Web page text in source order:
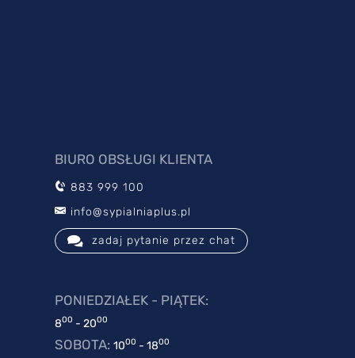
BIURO OBSŁUGI KLIENTA
883 999 100
info@sypialniaplus.pl
zadaj pytanie przez chat
PONIEDZIAŁEK - PIĄTEK:
800 - 2000
SOBOTA: 1000 - 1800